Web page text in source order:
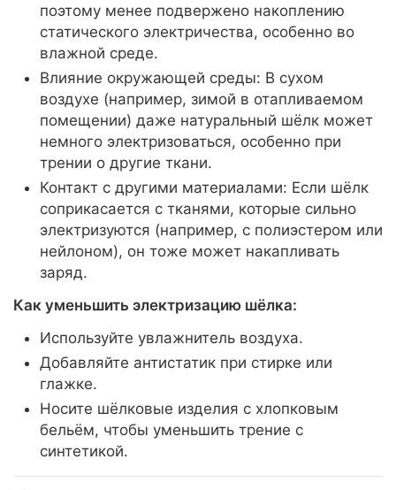
поэтому менее подвержено накоплению
статического электричества, особенно во
влажной среде.
Влияние окружающей среды: В сухом
воздухе (например, зимой в отапливаемом
помещении) даже натуральный шёлк может
немного электризоваться, особенно при
трении о другие ткани.
Контакт с другими материалами: Если шёлк
соприкасается с тканями, которые сильно
электризуются (например, с полиэстером или
нейлоном), он тоже может накапливать
заряд.
Как уменьшить электризацию шёлка:
Используйте увлажнитель воздуха.
Добавляйте антистатик при стирке или
глажке.
Носите шёлковые изделия с хлопковым
бельём, чтобы уменьшить трение с
синтетикой.